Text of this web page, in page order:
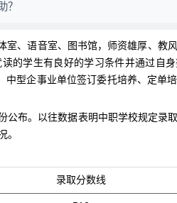
？
、语音室、图书馆，师资雄厚、教
的学生有良好的学习条件并通过自
型企事业单位签订委托培养、定单
布。以往数据表明中职学校规定录
。
录取分数线